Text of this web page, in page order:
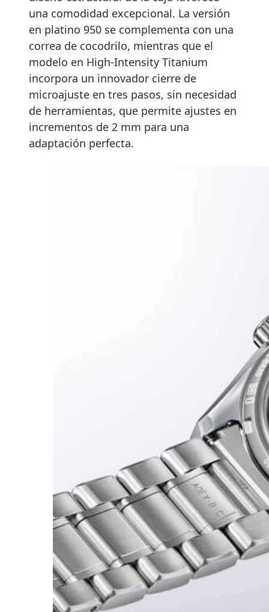
una comodidad excepcional. La versión
en platino 950 se complementa con una
correa de cocodrilo, mientras que el
modelo en High-Intensity Titanium
incorpora un innovador cierre de
microajuste en tres pasos, sin necesidad
de herramientas, que permite ajustes en
incrementos de 2 mm para una
adaptación perfecta.